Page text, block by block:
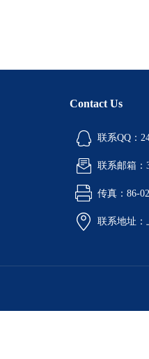
Contact Us
联系QQ：
联系邮箱：
传真：86-
联系地址：